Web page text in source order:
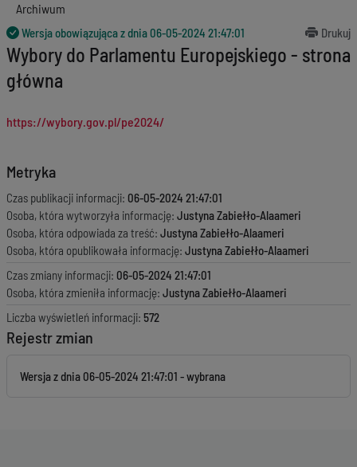
Archiwum
Wersja obowiązująca z dnia06-05-2024 21:47:01 Drukuj
Wybory do Parlamentu Europejskiego - strona
główna
https://wybory.gov.pl/pe2024/
Metryka
Czas publikacji informacji: 06-05-2024 21:47:01
Osoba, która wytworzyła informację: Justyna Zabiełło-Alaameri
Osoba, która odpowiada za treść: Justyna Zabiełło-Alaameri
Osoba, która opublikowała informację: Justyna Zabiełło-Alaameri
Czas zmiany informacji: 06-05-2024 21:47:01
Osoba, która zmieniła informację: Justyna Zabiełło-Alaameri
Liczba wyświetleń informacji: 572
Rejestr zmian
Wersja z dnia 06-05-2024 21:47:01